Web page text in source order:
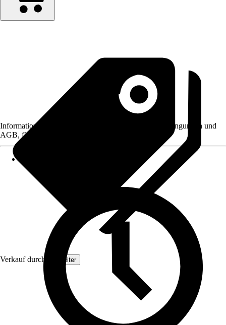
Verkauf durch: Topleiter
Informationen des Verkäufers, wie z. B. Rückgabebedingungen und
AGB, finden Sie bei Klick auf den Verkäufernamen.